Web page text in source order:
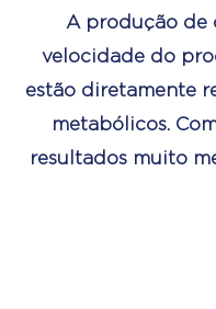
A produção de
velocidade do
estão diretamente
metabólicos.
resultados muito